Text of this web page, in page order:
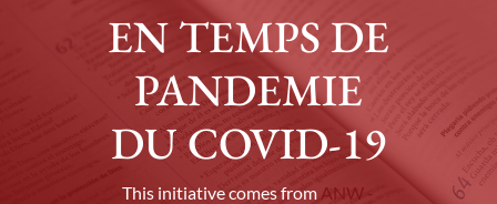
EN TEMPS DE
PANDEMIE
DU COVID-19
This initiative comes from ANW -